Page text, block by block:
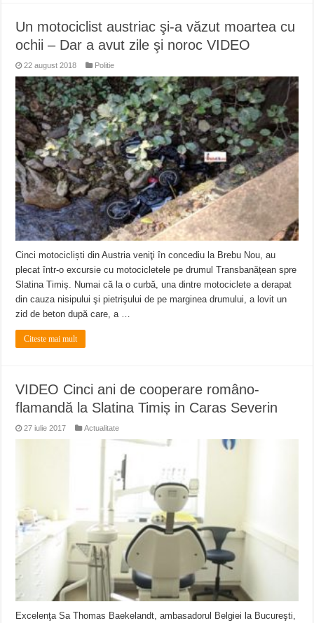
Un motociclist austriac şi-a văzut moartea cu
ochii – Dar a avut zile şi noroc VIDEO
22 august 2018 Politie
Cinci motocicliști din Austria veniţi în concediu la Brebu Nou, au
plecat într-o excursie cu motocicletele pe drumul Transbanățean spre
Slatina Timiș. Numai că la o curbă, una dintre motociclete a derapat
din cauza nisipului şi pietrişului de pe marginea drumului, a lovit un
zid de beton după care, a …
Citeste mai mult
VIDEO Cinci ani de cooperare româno-
flamandă la Slatina Timiș in Caras Severin
27 iulie 2017 Actualitate
Excelenţa Sa Thomas Baekelandt, ambasadorul Belgiei la Bucureşti,